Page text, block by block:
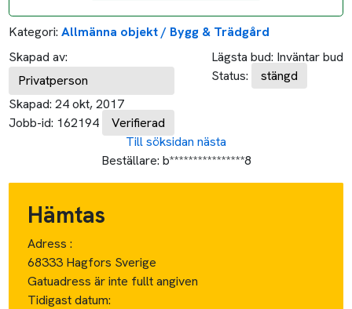
Kategori: Allmänna objekt / Bygg & Trädgård
Skapad av:
Privatperson
Skapad: 24 okt, 2017
Jobb-id: 162194 Verifierad
Lägsta bud: Inväntar bud
Status:
stängd
Till söksidan nästa
Beställare: b****************8
Hämtas
Adress :
68333 Hagfors Sverige
Gatuadress är inte fullt angiven
Tidigast datum: